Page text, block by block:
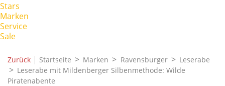
Stars
Marken
Service
Sale
Zurück | Startseite Marken Ravensburger
Leserabe
Leserabe mit Mildenberger Silbenmethode: Wilde
Piratenabente